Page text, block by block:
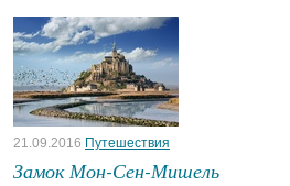
21.09.2016 Путешествия
Замок Мон-Сен-Мишель